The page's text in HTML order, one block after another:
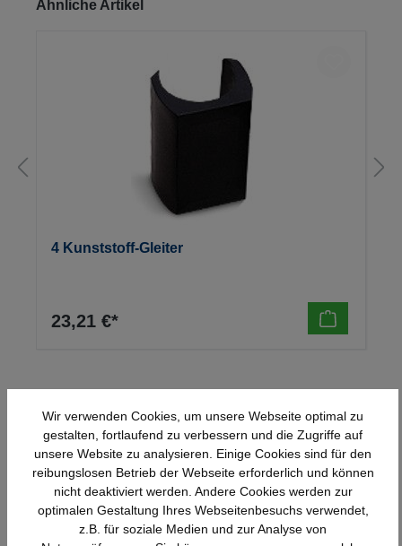
Produktgalerie überspringen
Ähnliche Artikel
4 Kunststoff-Gleiter
23,21 €*
Schnelle Lieferung Topmarken
Wir verwenden Cookies, um unsere Webseite optimal zu
gestalten, fortlaufend zu verbessern und die Zugriffe auf
unsere Website zu analysieren. Einige Cookies sind für den
reibungslosen Betrieb der Webseite erforderlich und können
nicht deaktiviert werden. Andere Cookies werden zur
optimalen Gestaltung Ihres Webseitenbesuchs verwendet,
z.B. für soziale Medien und zur Analyse von